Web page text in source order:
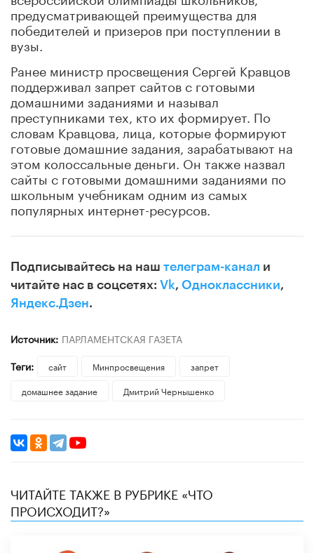
предусматривающей преимущества для
победителей и призеров при поступлении в
вузы.
Ранее министр просвещения Сергей Кравцов
поддерживал запрет сайтов с готовыми
домашними заданиями и называл
преступниками тех, кто их формирует. По
словам Кравцова, лица, которые формируют
готовые домашние задания, зарабатывают на
этом колоссальные деньги. Он также назвал
сайты с готовыми домашними заданиями по
школьным учебникам одним из самых
популярных интернет-ресурсов.
Подписывайтесь на наш телеграм-канал и
читайте нас в соцсетях: Vk, Одноклассники,
Яндекс.Дзен.
Источник: ПАРЛАМЕНТСКАЯ ГАЗЕТА
Теги:
сайт Минпросвещения
запрет
домашнее задание
Дмитрий Чернышенко
ЧИТАЙТЕ ТАКЖЕ В РУБРИКЕ «ЧТО
ПРОИСХОДИТ?»